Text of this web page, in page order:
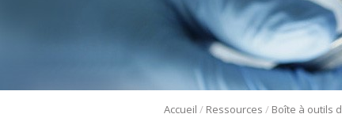
Accueil / Ressources /